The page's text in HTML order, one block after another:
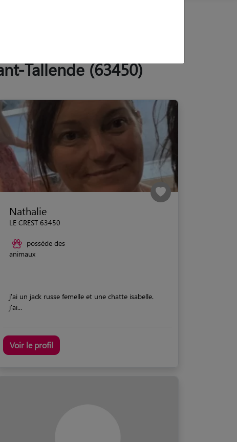
Tallende (63450)
Nathalie
LE CREST 63450
possède des
animaux
j'ai un jack russe femelle et une chatte isabelle.
j'ai...
Voir le profil